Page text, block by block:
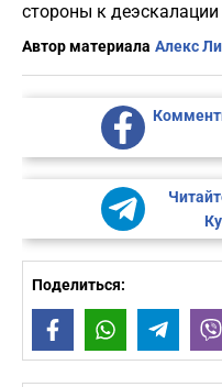
стороны к
Автор материала Алекс
Поделиться:
FacebookWhatsApp